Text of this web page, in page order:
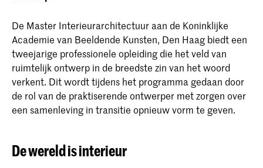
De Master Interieurarchitectuur aan de Koninklijke
Academie van Beeldende Kunsten, Den Haag biedt een
tweejarige professionele opleiding die het veld van
ruimtelijk ontwerp in de breedste zin van het woord
verkent. Dit wordt tijdens het programma gedaan door
de rol van de praktiserende ontwerper met zorgen over
een samenleving in transitie opnieuw vorm te geven.
De wereld is interieur